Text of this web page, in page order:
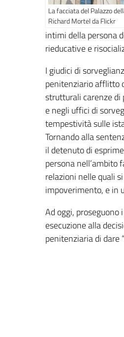
La facciata del Palazzo
Richard Mortel da Flickr
intimi della persona
rieducative e
I giudici di
penitenziario afflitto
strutturali carenze di
e negli uffici di
tempestività sulle
Tornando alla
il detenuto di
persona nell’ambito
relazioni nelle quali
impoverimento, e in
Ad oggi,
esecuzione alla
penitenziaria di dare